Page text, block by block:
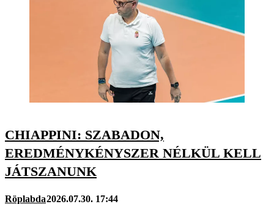
CHIAPPINI: SZABADON,
EREDMÉNYKÉNYSZER NÉLKÜL KELL
JÁTSZANUNK
Röplabda2026.07.30. 17:44